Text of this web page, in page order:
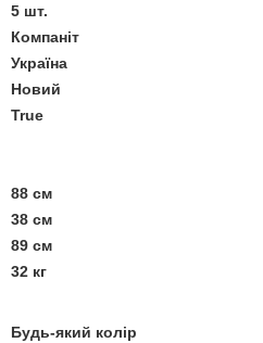
5 шт.
Компаніт
Україна
Новий
True
88 см
38 см
89 см
32 кг
Будь-який колір